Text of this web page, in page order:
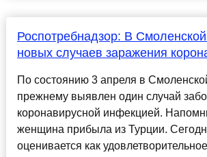
Роспотребнадзор: В
новых случаев заражения
По состоянию 3 апреля в
прежнему выявлен один случай
коронавирусной инфекцией.
женщина прибыла из Турции.
оценивается как